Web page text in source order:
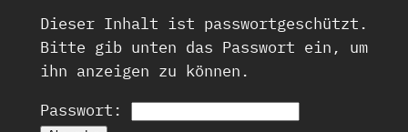
Dieser Inhalt ist passwortgeschützt.
Bitte gib unten das Passwort ein, um
ihn anzeigen zu können.
Passwort: